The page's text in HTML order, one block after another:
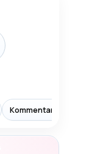
Kommentarer